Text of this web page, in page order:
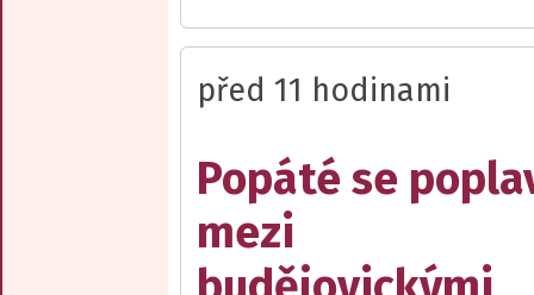
před 11 hodinami
Popáté se
mezi